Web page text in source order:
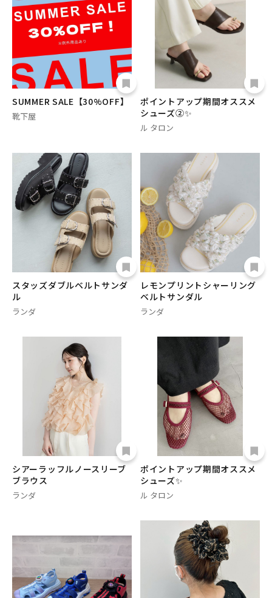
SUMMER SALE【30%OFF】
靴下屋
ポイントアップ期間オススメ
シューズ②✨
ル タロン
スタッズダブルベルトサンダ
ル
ランダ
レモンプリントシャーリング
ベルトサンダル
ランダ
シアーラッフルノースリーブ
ブラウス
ランダ
ポイントアップ期間オススメ
シューズ✨
ル タロン